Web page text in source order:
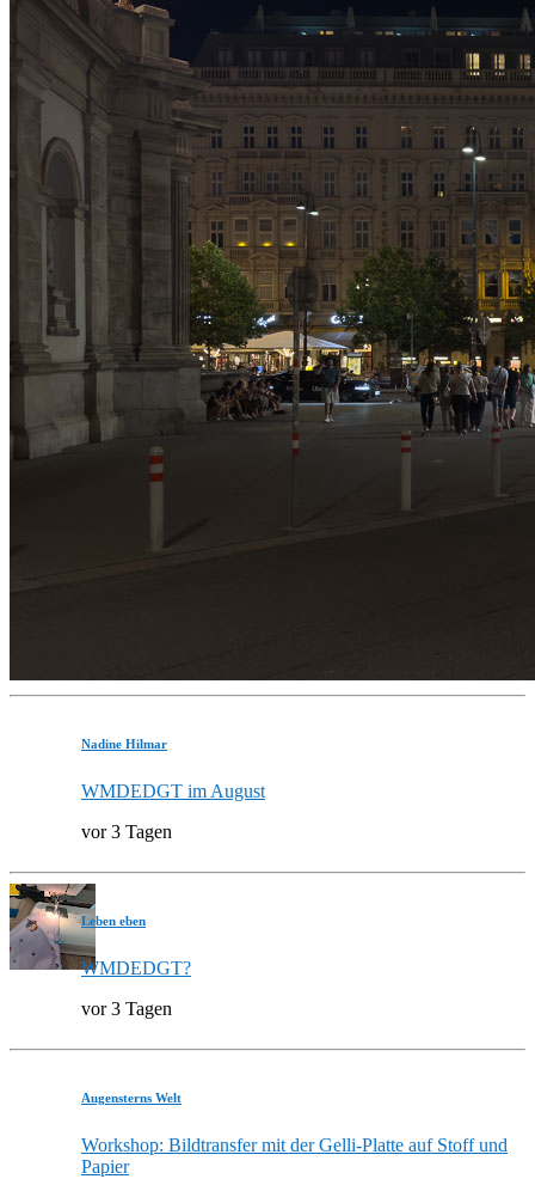
Nadine Hilmar
WMDEDGT im August
vor 3 Tagen
Leben eben
WMDEDGT?
vor 3 Tagen
Augensterns Welt
Workshop: Bildtransfer mit der Gelli-Platte auf Stoff und
Papier